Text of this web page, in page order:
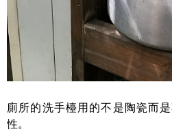
廁所的洗手檯用的不是陶瓷而
性。